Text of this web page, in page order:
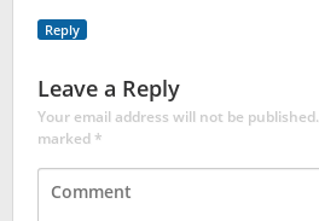
Reply
Leave a Reply
Your email address will not be published.
marked*